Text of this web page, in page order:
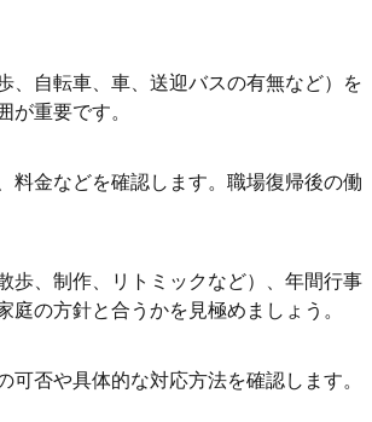
、自転車、車、送迎バスの有無など）を
重要です。
料金などを確認します。職場復帰後の働
歩、制作、リトミックなど）、年間行事
の方針と合うかを見極めましょう。
否や具体的な対応方法を確認します。